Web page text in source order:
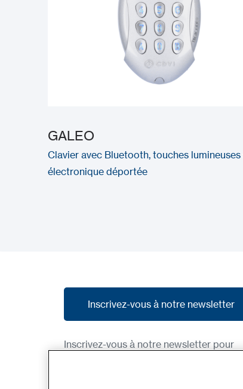
GALEO
Clavier avec Bluetooth, touches lumineuses
électronique déportée
Inscrivez-vous à notre newsletter
Inscrivez-vous à notre newsletter
Inscrivez-vous à notre newsletter pour